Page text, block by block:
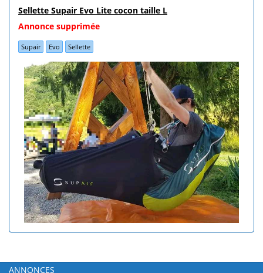
Sellette Supair Evo Lite cocon taille L
Annonce supprimée
Supair Evo Sellette
ANNONCES